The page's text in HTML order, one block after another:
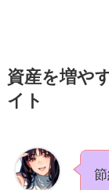
資産を増や
イト